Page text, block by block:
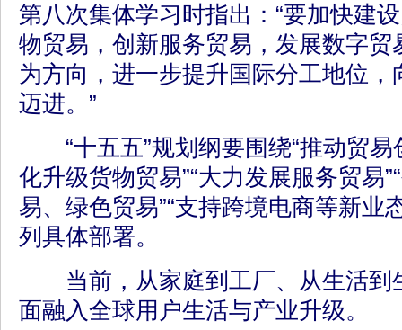
第八次集体学习时指出：“要加快建
物贸易，创新服务贸易，发展数字贸
为方向，进一步提升国际分工地位
迈进。”
“十五五”规划纲要围绕“推动贸易
化升级货物贸易”“大力发展服务贸易
易、绿色贸易”“支持跨境电商等新业
列具体部署。
当前，从家庭到工厂、从生活到
面融入全球用户生活与产业升级。